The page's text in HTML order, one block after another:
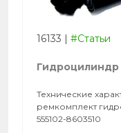
16133 | #Статьи
Гидроцилиндр
Технические
ремкомплект
555102-8603510